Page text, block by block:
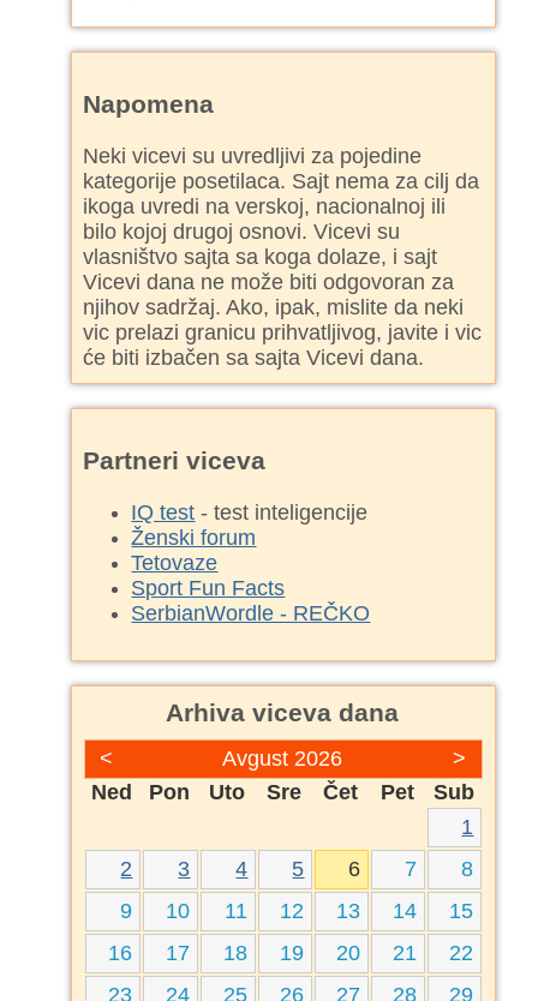
Napomena
Neki vicevi su uvredljivi za pojedine
kategorije posetilaca. Sajt nema za cilj da
ikoga uvredi na verskoj, nacionalnoj ili
bilo kojoj drugoj osnovi. Vicevi su
vlasništvo sajta sa koga dolaze, i sajt
Vicevi dana ne može biti odgovoran za
njihov sadržaj. Ako, ipak, mislite da neki
vic prelazi granicu prihvatljivog, javite i vic
će biti izbačen sa sajta Vicevi dana.
Partneri viceva
IQ test - test inteligencije
Ženski forum
Tetovaze
Sport Fun Facts
SerbianWordle - REČKO
Arhiva viceva dana
< >
Avgust 2026
Ned
Pon Uto Sre Čet Pet
Sub
1
2
3 4 5 6 7
8
9
10 11 12 13 14
15
16
17 18 19 20 21
22
23
24 25 26 27 28 29